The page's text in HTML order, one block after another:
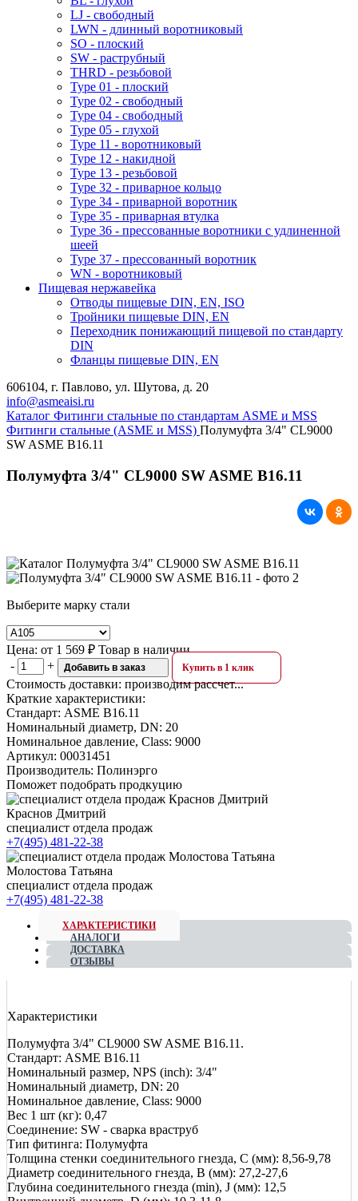
LJ - свободный
LWN - длинный воротниковый
SO - плоский
SW - раструбный
THRD - резьбовой
Type 01 - плоский
Type 02 - свободный
Type 04 - свободный
Type 05 - глухой
Type 11 - воротниковый
Type 12 - накидной
Type 13 - резьбовой
Type 32 - приварное кольцо
Type 34 - приварной воротник
Type 35 - приварная втулка
Type 36 - прессованные воротники с удлиненной
шеей
Type 37 - прессованный воротник
WN - воротниковый
Пищевая нержавейка
Отводы пищевые DIN, EN, ISO
Тройники пищевые DIN, EN
Переходник понижающий пищевой по стандарту
DIN
Фланцы пищевые DIN, EN
606104, г. Павлово, ул. Шутова, д. 20
info@asmeaisi.ru
Каталог Фитинги стальные по стандартам ASME и MSS
Фитинги стальные (ASME и MSS) Полумуфта 3/4" CL9000
SW ASME B16.11
Полумуфта 3/4" CL9000 SW ASME B16.11
Выберите марку стали
Цена: от 1 569 ₽ Товар в наличии
-
+ Добавить в заказ Купить в 1 клик
Стоимость доставки: производим рассчет...
Краткие характеристики:
Стандарт: ASME B16.11
Номинальный диаметр, DN: 20
Номинальное давление, Class: 9000
Артикул: 00031451
Производитель: Полинэрго
Поможет подобрать продкуцию
Краснов Дмитрий
специалист отдела продаж
+7(495) 481-22-38
Молостова Татьяна
специалист отдела продаж
+7(495) 481-22-38
ХАРАКТЕРИСТИКИ
АНАЛОГИ
ДОСТАВКА
ОТЗЫВЫ
Характеристики
Полумуфта 3/4" CL9000 SW ASME B16.11.
Стандарт: ASME B16.11
Номинальный размер, NPS (inch): 3/4"
Номинальный диаметр, DN: 20
Номинальное давление, Class: 9000
Вес 1 шт (кг): 0,47
Соединение: SW - сварка враструб
Тип фитинга: Полумуфта
Толщина стенки соединительного гнезда, C (мм): 8,56-9,78
Диаметр соединительного гнезда, B (мм): 27,2-27,6
Глубина соединительного гнезда (min), J (мм): 12,5